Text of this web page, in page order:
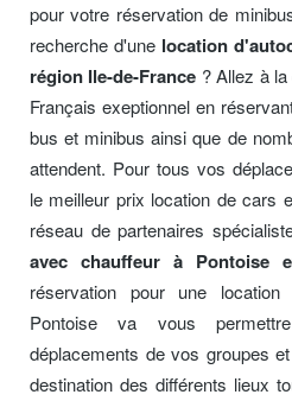
pour votre réservation de
recherche d'une location
région Ile-de-France ? Allez à
Français exeptionnel en
bus et minibus ainsi que de
attendent. Pour tous vos
le meilleur prix location de cars
réseau de partenaires
avec chauffeur à Pontoise
réservation pour une
Pontoise va vous
déplacements de vos groupes
destination des différents lieux